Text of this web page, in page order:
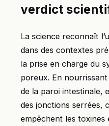
verdict
La science reconnaît
dans des contextes
la prise en charge du
poreux. En
de la paroi intestinale,
des jonctions serrées,
empêchent les toxines